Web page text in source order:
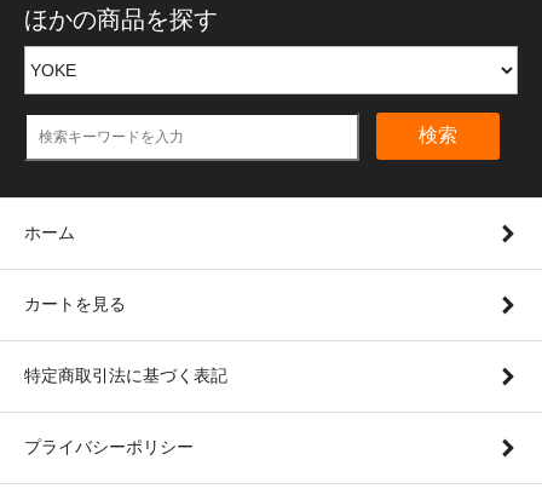
ほかの商品を探す
検索
ホーム
カートを見る
特定商取引法に基づく表記
プライバシーポリシー